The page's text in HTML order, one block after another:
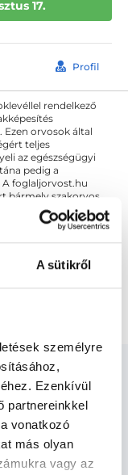
A sütikről
személyre
Ezenkívül
partnereinkkel
vonatkozó
más olyan
vagy az
17.
Profil
rendelkező
Ezen orvosok által
teljes
az egészségügyi
pedig a
foglaljorvost.hu
bármely szakorvos